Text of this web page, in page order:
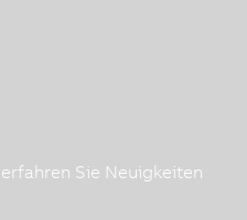
Sie Neuigkeiten